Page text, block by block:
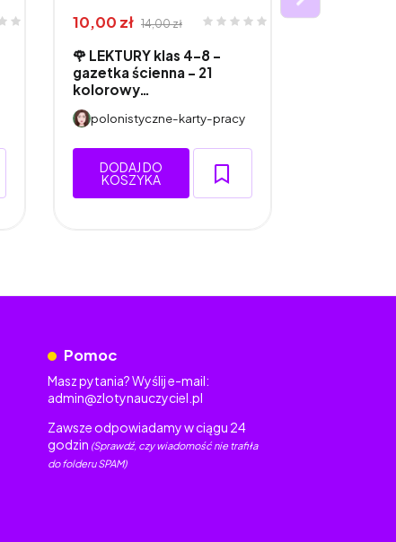
10,00 zł 14,00 zł
🌹 LEKTURY klas 4–8 –
gazetka ścienna - 21
kolorowy…
polonistyczne-karty-pracy
DODAJ DO
KOSZYKA
Pomoc
Masz pytania? Wyślij e-mail:
admin@zlotynauczyciel.pl
Zawsze odpowiadamy w ciągu 24
godzin (Sprawdź, czy wiadomość nie trafiła
do folderu SPAM)